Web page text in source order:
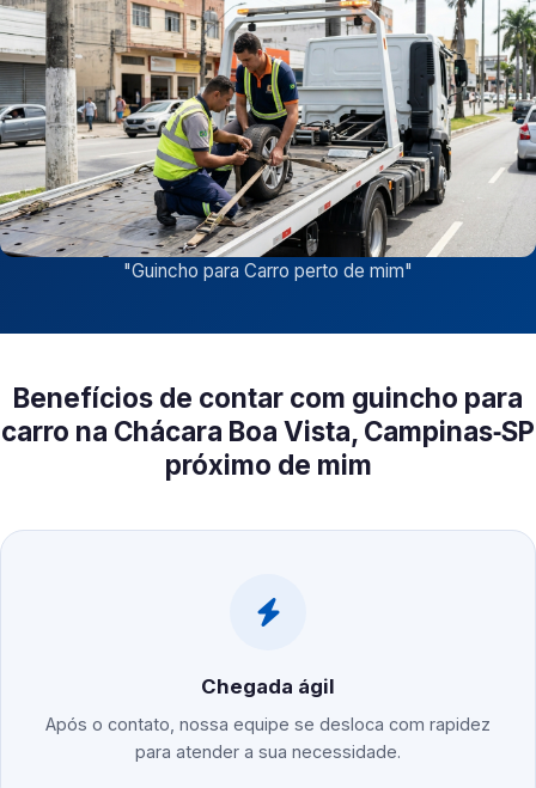
"Guincho para Carro perto de mim"
Benefícios de contar com guincho para
carro na Chácara Boa Vista, Campinas‑SP
próximo de mim
Chegada ágil
Após o contato, nossa equipe se desloca com rapidez
para atender a sua necessidade.